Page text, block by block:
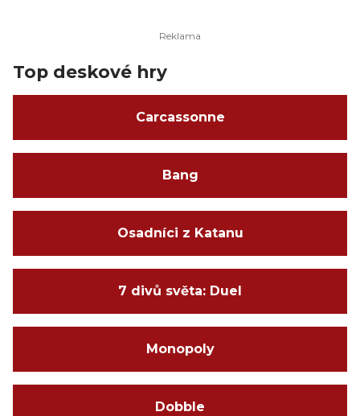
Top deskové hry
Carcassonne
Bang
Osadníci z Katanu
7 divů světa: Duel
Monopoly
Dobble